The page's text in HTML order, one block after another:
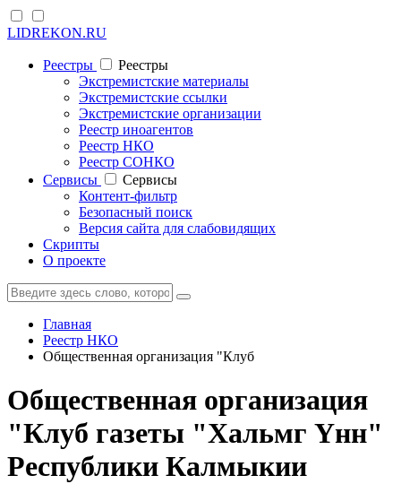
LIDREKON.RU
Реестры
Реестры
Экстремистские материалы
Экстремистские ссылки
Экстремистские организации
Реестр иноагентов
Реестр НКО
Реестр СОНКО
Cервисы
Cервисы
Контент-фильтр
Безопасный поиск
Версия сайта для слабовидящих
Скрипты
О проекте
Главная
Реестр НКО
Общественная организация "Клуб
Общественная организация
"Клуб газеты "Хальмг Yнн"
Республики Калмыкии